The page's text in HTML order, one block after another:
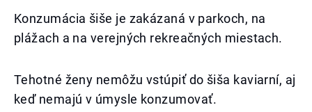
Konzumácia šiše je zakázaná v parkoch, na
plážach a na verejných rekreačných miestach.
Tehotné ženy nemôžu vstúpiť do šiša kaviarní, aj
keď nemajú v úmysle konzumovať.